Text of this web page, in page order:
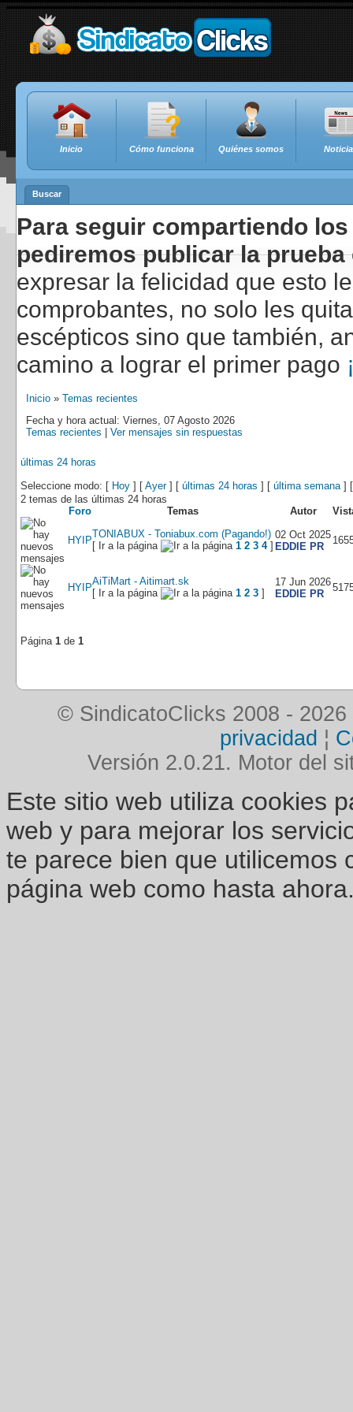
Inicio Cómo funciona Quiénes somos
Buscar
Para seguir compartiendo
pediremos publicar la
expresar la felicidad que esto
comprobantes, no solo les
escépticos sino que también,
camino a lograr el primer pago
Inicio » Temas recientes
Fecha y hora actual: Viernes, 07 Agosto 2026
Temas recientes
Ver mensajes sin respuestas
últimas 24 horas
Seleccione modo: [ Hoy ] [ Ayer] [ últimas 24 horas ] [ última semana]
2 temas de las últimas 24 horas
Foro
Temas Autor
HYIP
TONIABUX - Toniabux.com (Pagando!)
[ Ir a la página
1 2 3 4]
02 Oct 2025
EDDIE PR
HYIP
AiTiMart - Aitimart.sk
[ Ir a la página
1 2 3 ]
17 Jun 2026
EDDIE PR
Página 1 de 1
© SindicatoClicks 2008 - 2026
privacidad ¦
Versión 2.0.21. Motor del
Este sitio web utiliza cookies
web y para mejorar los
te parece bien que utilicemos
página web como hasta